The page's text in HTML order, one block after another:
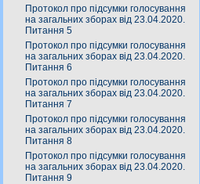
Протокол про підсумки голосування
на загальних зборах від 23.04.2020.
Питання 5
Протокол про підсумки голосування
на загальних зборах від 23.04.2020.
Питання 6
Протокол про підсумки голосування
на загальних зборах від 23.04.2020.
Питання 7
Протокол про підсумки голосування
на загальних зборах від 23.04.2020.
Питання 8
Протокол про підсумки голосування
на загальних зборах від 23.04.2020.
Питання 9